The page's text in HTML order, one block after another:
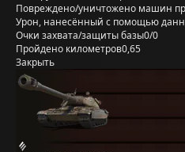
Повреждено/уничтожено машин
Урон, нанесённый с помощью
Очки захвата/защиты базы0/0
Пройдено километров0,65
Закрыть